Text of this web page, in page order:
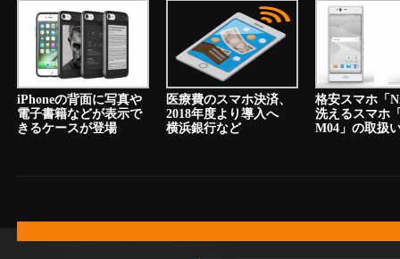
iPhoneの背面に写真や
電子書籍などが表示で
きるケースが登場
医療費のスマホ決済、
2018年度より導入へ
横浜銀行など
格安スマホ
洗えるスマホ
M04」の取扱